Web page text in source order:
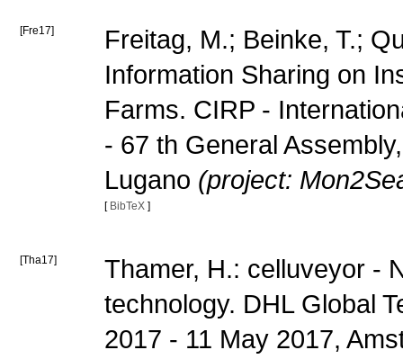
[Fre17]
Freitag, M.; Beinke, T.;
Information Sharing on
Farms. CIRP -
- 67 th General
Lugano (project:
[ BibTeX ]
[Tha17]
Thamer, H.: celluveyor -
technology. DHL Global
2017 - 11 May 2017,